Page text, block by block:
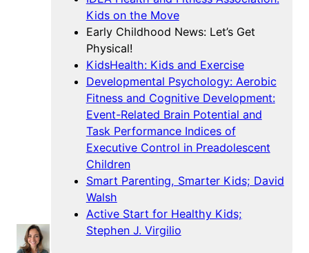
Kids on the Move
Early Childhood News: Let’s Get
Physical!
KidsHealth: Kids and Exercise
Developmental Psychology: Aerobic
Fitness and Cognitive Development:
Event-Related Brain Potential and
Task Performance Indices of
Executive Control in Preadolescent
Children
Smart Parenting, Smarter Kids; David
Walsh
Active Start for Healthy Kids;
Stephen J. Virgilio